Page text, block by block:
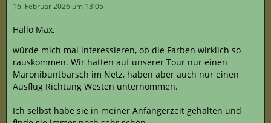
16. Februar 2026 um 13:05
Hallo Max,
würde mich mal interessieren, ob die Farben wirklich so
rauskommen. Wir hatten auf unserer Tour nur einen
Maronibuntbarsch im Netz, haben aber auch nur einen
Ausflug Richtung Westen unternommen.
Ich selbst habe sie in meiner Anfängerzeit gehalten und